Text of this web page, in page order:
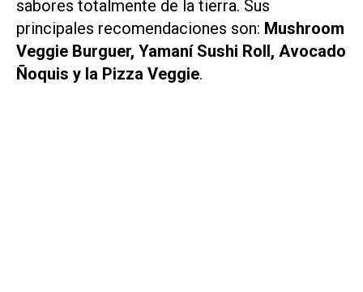
sabores totalmente de la tierra. Sus
principales recomendaciones son: Mushroom
Veggie Burguer, Yamaní Sushi Roll, Avocado
Ñoquis y la Pizza Veggie.